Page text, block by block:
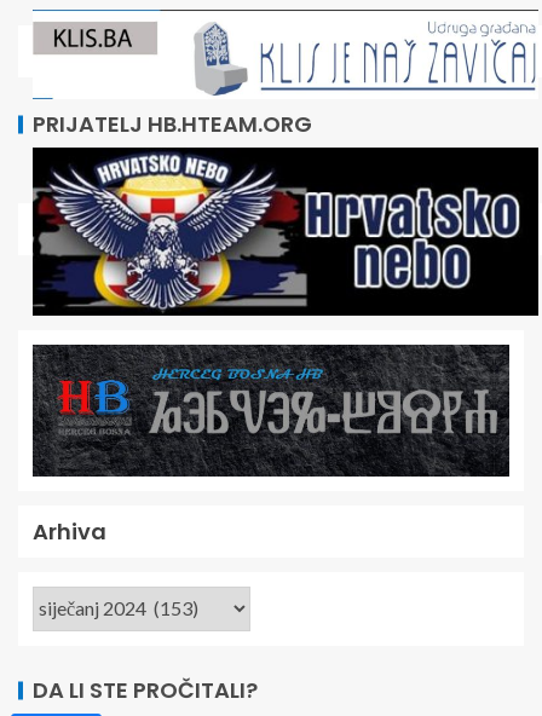
PRIJATELJ HB.HTEAM.ORG
Arhiva
DA LI STE PROČITALI?